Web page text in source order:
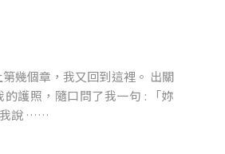
幾個章，我又回到這裡。 出關
護照，隨口問了我一句 : 「妳
我說 ……